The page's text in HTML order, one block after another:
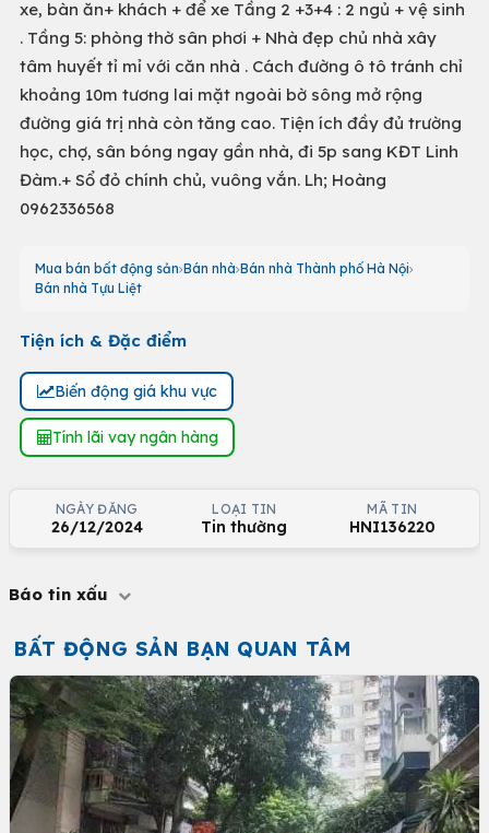
xe, bàn ăn+ khách + để xe Tầng 2 +3+4 : 2 ngủ + vệ sinh
. Tầng 5: phòng thờ sân phơi + Nhà đẹp chủ nhà xây
tâm huyết tỉ mỉ với căn nhà . Cách đường ô tô tránh chỉ
khoảng 10m tương lai mặt ngoài bờ sông mở rộng
đường giá trị nhà còn tăng cao. Tiện ích đầy đủ trường
học, chợ, sân bóng ngay gần nhà, đi 5p sang KĐT Linh
Đàm.+ Sổ đỏ chính chủ, vuông vắn. Lh; Hoàng
0962336568
Mua bán bất động sản Bán nhà Bán nhà Thành phố Hà Nội
Bán nhà Tựu Liệt
Tiện ích & Đặc điểm
Biến động giá khu vực
Tính lãi vay ngân hàng
NGÀY ĐĂNG
26/12/2024
LOẠI TIN
Tin thường
MÃ TIN
HNI136220
Báo tin xấu
BẤT ĐỘNG SẢN BẠN QUAN TÂM